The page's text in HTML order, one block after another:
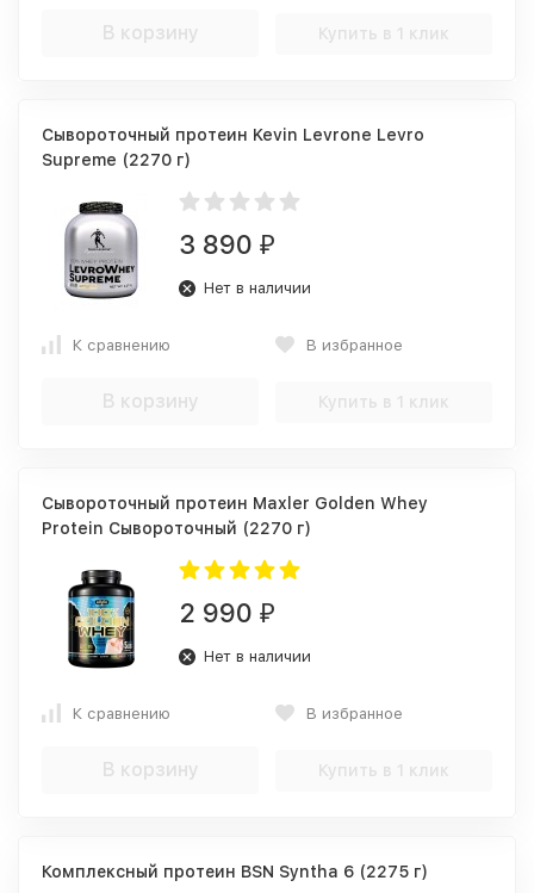
В корзину Купить в 1 клик
Сывороточный протеин Kevin Levrone Levro
Supreme (2270 г)
3 890 ₽
Нет в наличии
К сравнению В избранное
В корзину Купить в 1 клик
Сывороточный протеин Maxler Golden Whey
Protein Сывороточный (2270 г)
2 990 ₽
Нет в наличии
К сравнению В избранное
В корзину Купить в 1 клик
Комплексный протеин BSN Syntha 6 (2275 г)